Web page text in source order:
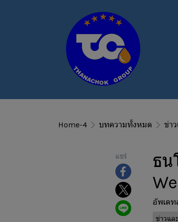
Home-4 บทความทั้งหมด ข่า
แชร์
ธน
อัพเดท
ข่าวแล